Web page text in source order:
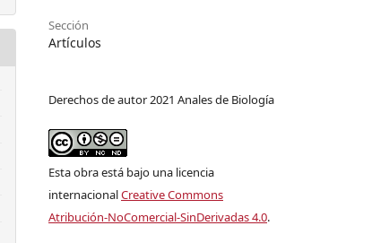
Sección
Artículos
Derechos de autor 2021 Anales de Biología
Esta obra está bajo una licencia
internacionalCreative Commons
Atribución-NoComercial-SinDerivadas 4.0.